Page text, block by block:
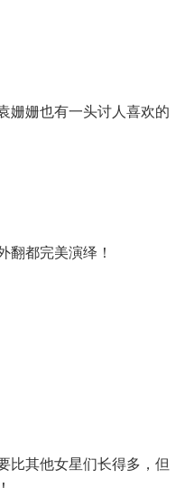
姗姗也有一头讨人喜欢的
翻都完美演绎！
比其他女星们长得多，但